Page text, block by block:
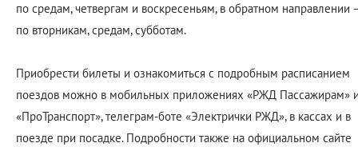
по средам, четвергам и воскресеньям, в обратном направлении
по вторникам, средам, субботам.
Приобрести билеты и ознакомиться с подробным расписанием
поездов можно в мобильных приложениях «РЖД Пассажирам»
«ПроТранспорт», телеграм-боте «Электрички РЖД», в кассах и в
поезде при посадке. Подробности также на официальном сайте